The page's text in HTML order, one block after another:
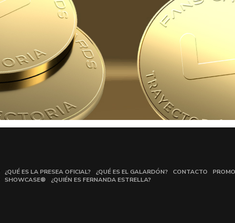
¿QUÉ ES LA PRESEA OFICIAL? ¿QUÉ ES EL GALARDÓN? CONTACTO
SHOWCASE®
¿QUIÉN ES FERNANDA ESTRELLA?